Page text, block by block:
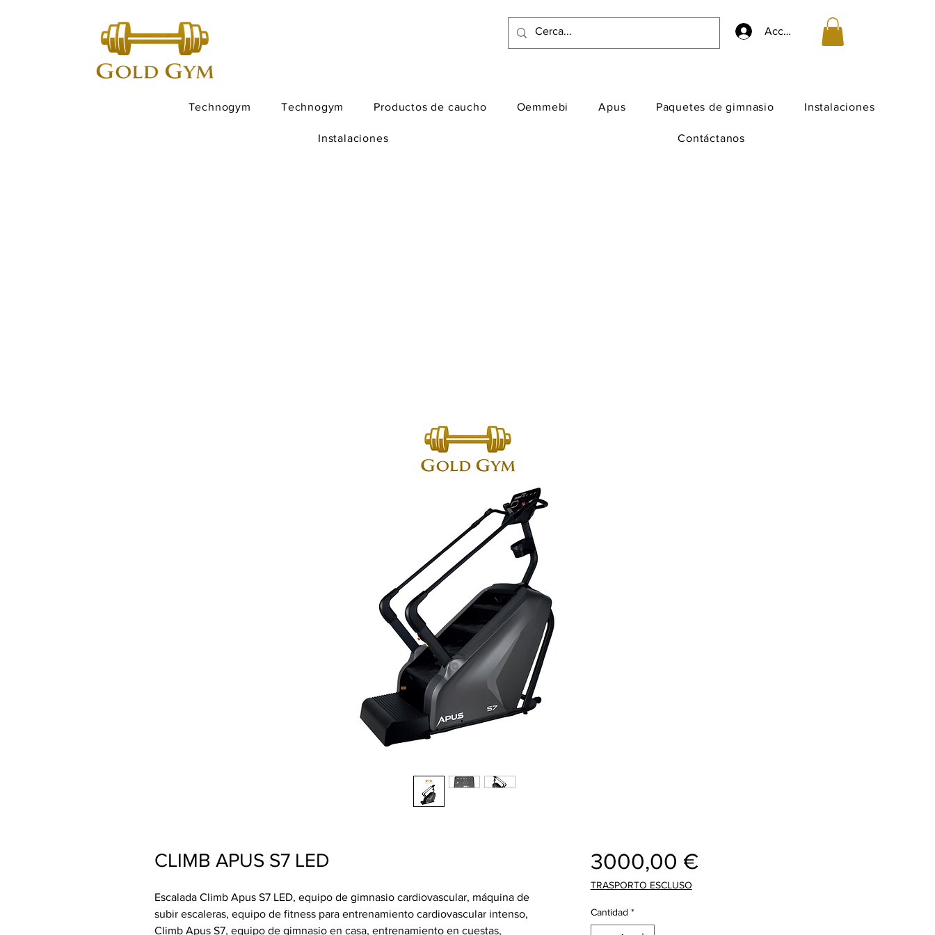
Accedi
Technogym Technogym Productos de caucho Oemmebi Apus Paquetes de gimnasio Instalaciones
Instalaciones Contáctanos
CLIMB APUS S7 LED
Escalada Climb Apus S7 LED, equipo de gimnasio cardiovascular, máquina de
subir escaleras, equipo de fitness para entrenamiento cardiovascular intenso,
Climb Apus S7, equipo de gimnasio en casa, entrenamiento en cuestas,
3000,00 €Precio
TRASPORTO ESCLUSO
Cantidad *